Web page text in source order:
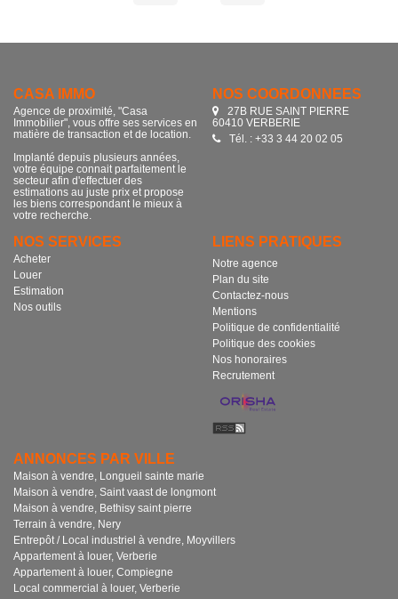
CASA IMMO
Agence de proximité, "Casa
Immobilier", vous offre ses services en
matière de transaction et de location.
Implanté depuis plusieurs années,
votre équipe connait parfaitement le
secteur afin d'effectuer des
estimations au juste prix et propose
les biens correspondant le mieux à
votre recherche.
NOS COORDONNÉES
27B RUE SAINT PIERRE
60410 VERBERIE
Tél. : +33 3 44 20 02 05
NOS SERVICES
Acheter
Louer
Estimation
Nos outils
LIENS PRATIQUES
Notre agence
Plan du site
Contactez-nous
Mentions
Politique de confidentialité
Politique des cookies
Nos honoraires
Recrutement
ANNONCES PAR VILLE
Maison à vendre, Longueil sainte marie
Maison à vendre, Saint vaast de longmont
Maison à vendre, Bethisy saint pierre
Terrain à vendre, Nery
Entrepôt / Local industriel à vendre, Moyvillers
Appartement à louer, Verberie
Appartement à louer, Compiegne
Local commercial à louer, Verberie